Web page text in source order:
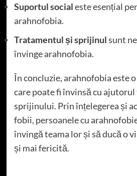
Suportul socialeste esențial
arahnofobia.
Tratamentul și sprijinulsunt
învinge arahnofobia.
În concluzie, arahnofobia este
care poate fi învinsă cu
sprijinului. Prin înțelegerea și
fobii, persoanele cu
învingă teama lor și să ducă o
și mai fericită.